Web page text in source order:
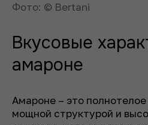
Фото: © Bertani
Вкусовые
амароне
Амароне – это
мощной структурой и